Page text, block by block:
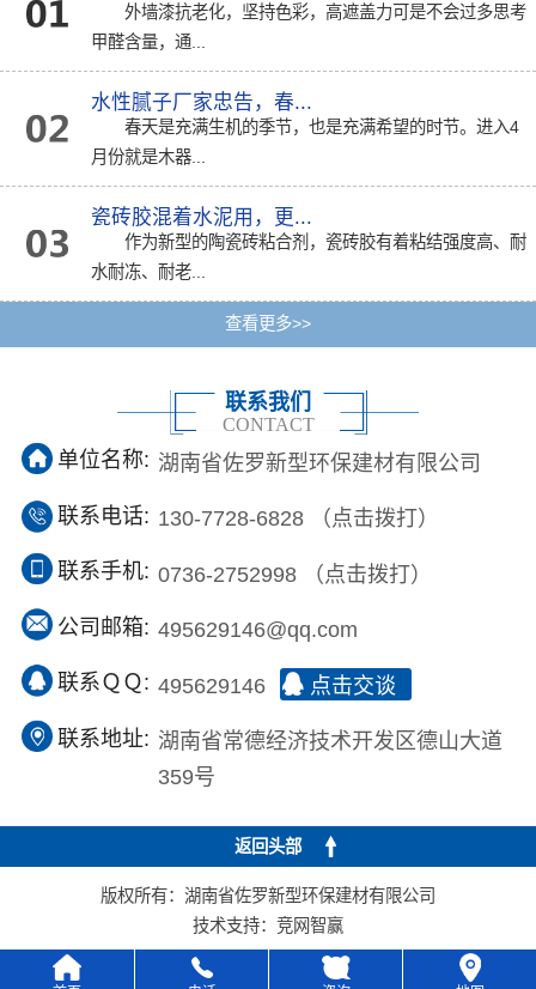
外墙漆抗老化，坚持色彩，高遮盖力可是不会过多思考
甲醛含量，通...
水性腻子厂家忠告，春...
春天是充满生机的季节，也是充满希望的时节。进入4
月份就是木器...
瓷砖胶混着水泥用，更...
作为新型的陶瓷砖粘合剂，瓷砖胶有着粘结强度高、耐
水耐冻、耐老...
查看更多>>
联系我们
CONTACT
单位名称: 湖南省佐罗新型环保建材有限公司
联系电话: 130-7728-6828（点击拨打）
联系手机: 0736-2752998（点击拨打）
公司邮箱: 495629146@qq.com
联系ＱＱ: 495629146 点击交谈
联系地址: 湖南省常德经济技术开发区德山大道
359号
返回头部
版权所有：湖南省佐罗新型环保建材有限公司
技术支持： 竞网智赢